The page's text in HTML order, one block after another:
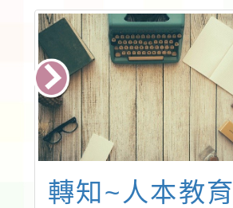
轉知~人本教育